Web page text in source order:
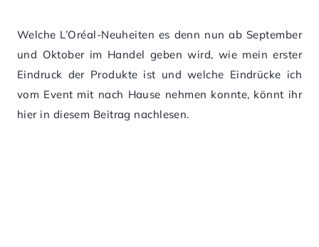
Welche L’Oréal-Neuheiten es denn nun ab September
und Oktober im Handel geben wird, wie mein erster
Eindruck der Produkte ist und welche Eindrücke ich
vom Event mit nach Hause nehmen konnte, könnt ihr
hier in diesem Beitrag nachlesen.